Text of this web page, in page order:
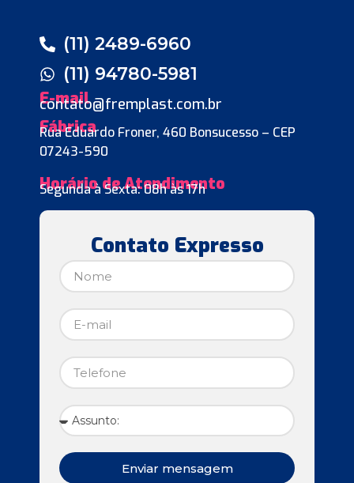
(11) 2489-6960
(11) 94780-5981
E-mail
contato@fremplast.com.br
Fábrica
Rua Eduardo Froner, 460 Bonsucesso – CEP
07243-590
Horário de Atendimento
Segunda à Sexta: 08h às 17h
Contato Expresso
Enviar mensagem